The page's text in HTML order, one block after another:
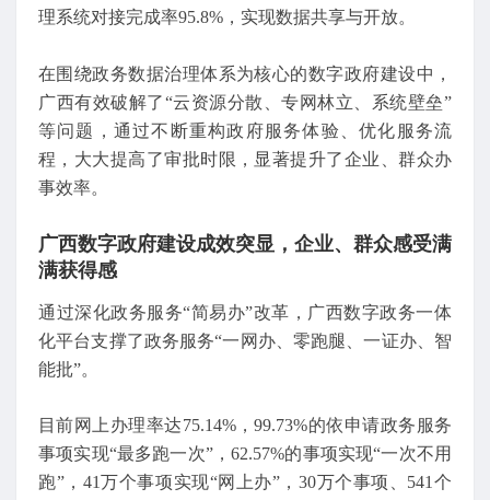
理系统对接完成率95.8%，实现数据共享与开放。
在围绕政务数据治理体系为核心的数字政府建设中，
广西有效破解了“云资源分散、专网林立、系统壁垒”
等问题，通过不断重构政府服务体验、优化服务流
程，大大提高了审批时限，显著提升了企业、群众办
事效率。
广西数字政府建设成效突显，企业、群众感受满
满获得感
通过深化政务服务“简易办”改革，广西数字政务一体
化平台支撑了政务服务“一网办、零跑腿、一证办、智
能批”。
目前网上办理率达75.14%，99.73%的依申请政务服务
事项实现“最多跑一次”，62.57%的事项实现“一次不用
跑”，41万个事项实现“网上办”，30万个事项、541个